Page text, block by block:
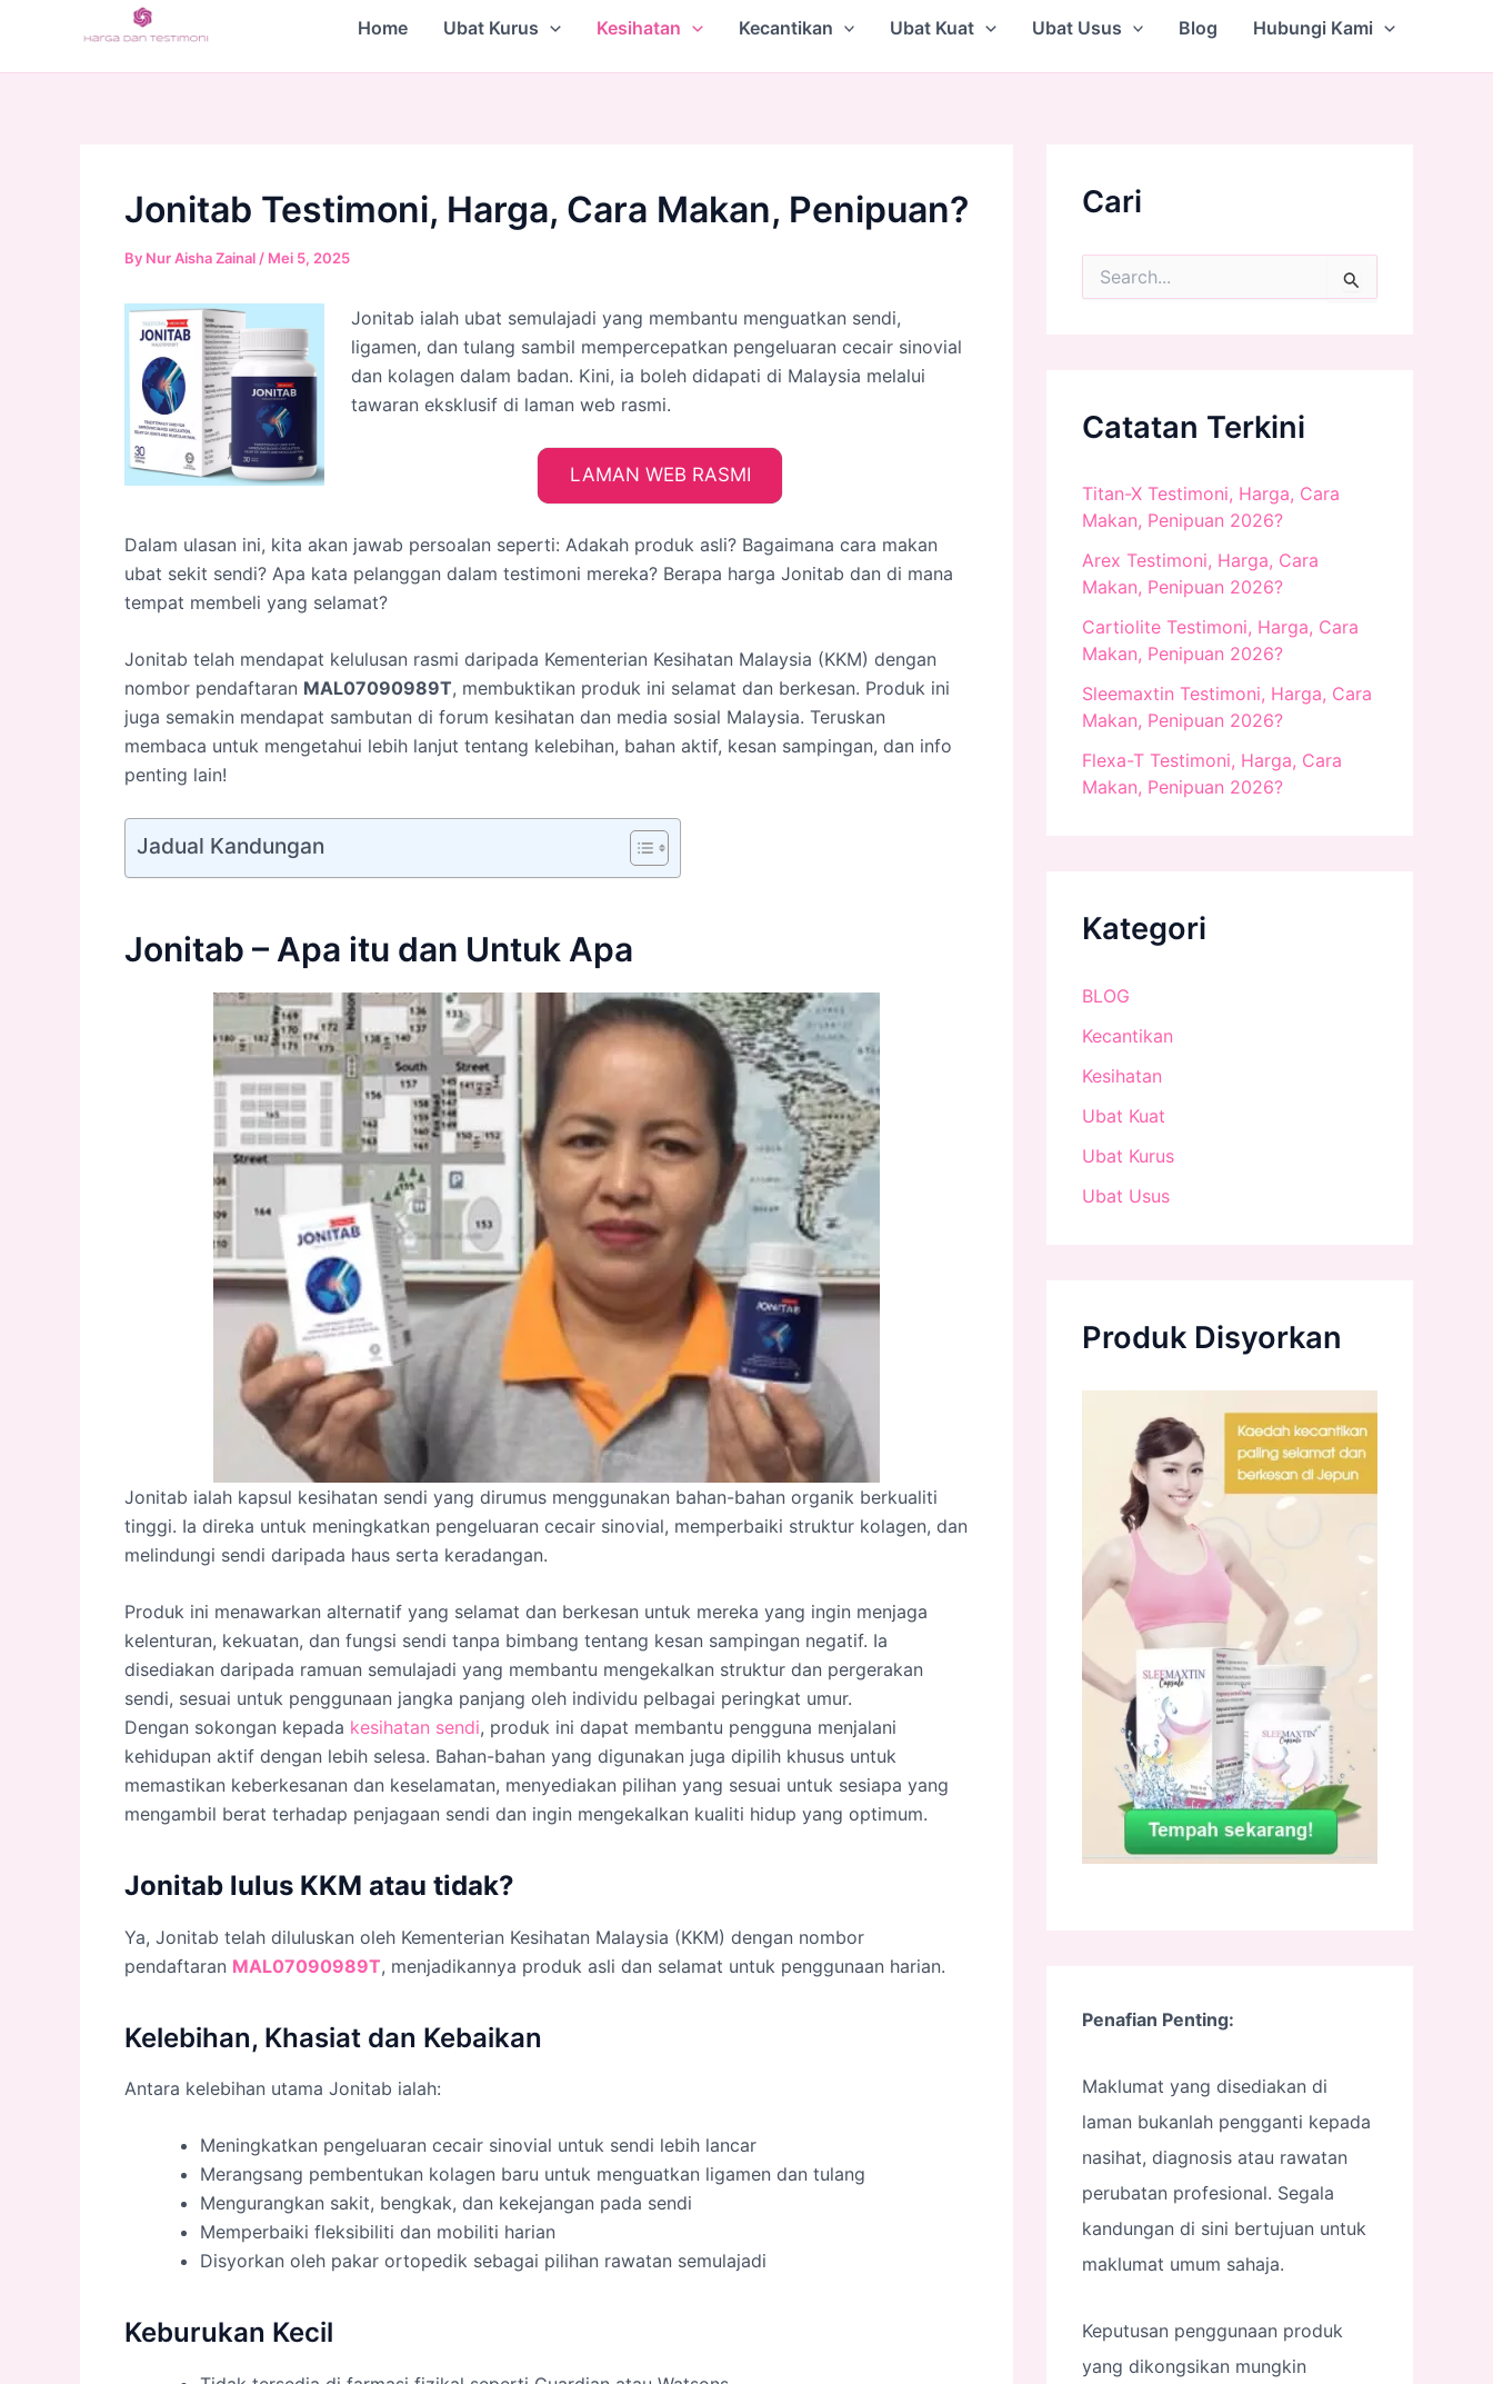
content
Home Ubat Kurus Kesihatan Kecantikan Ubat Kuat Ubat Usus Blog Hubungi Kami
Jonitab Testimoni, Harga, Cara Makan, Penipuan?
By Nur Aisha Zainal / Mei 5, 2025
Jonitab ialah ubat semulajadi yang membantu menguatkan sendi,
ligamen, dan tulang sambil mempercepatkan pengeluaran cecair sinovial
dan kolagen dalam badan. Kini, ia boleh didapati di Malaysia melalui
tawaran eksklusif di laman web rasmi.
LAMAN WEB RASMI
Dalam ulasan ini, kita akan jawab persoalan seperti: Adakah produk asli? Bagaimana cara makan
ubat sekit sendi? Apa kata pelanggan dalam testimoni mereka? Berapa harga Jonitab dan di mana
tempat membeli yang selamat?
Jonitab telah mendapat kelulusan rasmi daripada Kementerian Kesihatan Malaysia (KKM) dengan
nombor pendaftaran MAL07090989T, membuktikan produk ini selamat dan berkesan. Produk ini
juga semakin mendapat sambutan di forum kesihatan dan media sosial Malaysia. Teruskan
membaca untuk mengetahui lebih lanjut tentang kelebihan, bahan aktif, kesan sampingan, dan info
penting lain!
Jadual Kandungan
Jonitab – Apa itu dan Untuk Apa
Jonitab ialah kapsul kesihatan sendi yang dirumus menggunakan bahan-bahan organik berkualiti
tinggi. Ia direka untuk meningkatkan pengeluaran cecair sinovial, memperbaiki struktur kolagen, dan
melindungi sendi daripada haus serta keradangan.
Produk ini menawarkan alternatif yang selamat dan berkesan untuk mereka yang ingin menjaga
kelenturan, kekuatan, dan fungsi sendi tanpa bimbang tentang kesan sampingan negatif. Ia
disediakan daripada ramuan semulajadi yang membantu mengekalkan struktur dan pergerakan
sendi, sesuai untuk penggunaan jangka panjang oleh individu pelbagai peringkat umur.
Dengan sokongan kepada kesihatan sendi, produk ini dapat membantu pengguna menjalani
kehidupan aktif dengan lebih selesa. Bahan-bahan yang digunakan juga dipilih khusus untuk
memastikan keberkesanan dan keselamatan, menyediakan pilihan yang sesuai untuk sesiapa yang
mengambil berat terhadap penjagaan sendi dan ingin mengekalkan kualiti hidup yang optimum.
Jonitab lulus KKM atau tidak?
Ya, Jonitab telah diluluskan oleh Kementerian Kesihatan Malaysia (KKM) dengan nombor
pendaftaran MAL07090989T, menjadikannya produk asli dan selamat untuk penggunaan harian.
Kelebihan, Khasiat dan Kebaikan
Antara kelebihan utama Jonitab ialah:
Meningkatkan pengeluaran cecair sinovial untuk sendi lebih lancar
Merangsang pembentukan kolagen baru untuk menguatkan ligamen dan tulang
Mengurangkan sakit, bengkak, dan kekejangan pada sendi
Memperbaiki fleksibiliti dan mobiliti harian
Disyorkan oleh pakar ortopedik sebagai pilihan rawatan semulajadi
Keburukan Kecil
Cari
o
r
Catatan Terkini
Titan-X Testimoni, Harga, Cara
Makan, Penipuan 2026?
Arex Testimoni, Harga, Cara
Makan, Penipuan 2026?
Cartiolite Testimoni, Harga, Cara
Makan, Penipuan 2026?
Sleemaxtin Testimoni, Harga, Cara
Makan, Penipuan 2026?
Flexa-T Testimoni, Harga, Cara
Makan, Penipuan 2026?
Kategori
BLOG
Kecantikan
Kesihatan
Ubat Kuat
Ubat Kurus
Ubat Usus
Produk Disyorkan
Penafian Penting:
Maklumat yang disediakan di
laman bukanlah pengganti kepada
nasihat, diagnosis atau rawatan
perubatan profesional. Segala
kandungan di sini bertujuan untuk
maklumat umum sahaja.
Keputusan penggunaan produk
yang dikongsikan mungkin